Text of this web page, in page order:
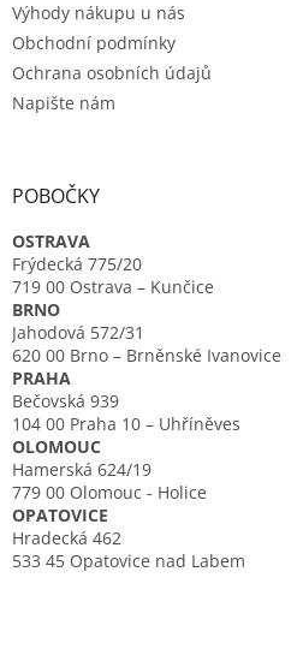
Výhody nákupu u nás
Obchodní podmínky
Ochrana osobních údajů
Napište nám
POBOČKY
OSTRAVA
Frýdecká 775/20
719 00 Ostrava – Kunčice
BRNO
Jahodová 572/31
620 00 Brno – Brněnské Ivanovice
PRAHA
Bečovská 939
104 00 Praha 10 – Uhříněves
OLOMOUC
Hamerská 624/19
779 00 Olomouc - Holice
OPATOVICE
Hradecká 462
533 45 Opatovice nad Labem